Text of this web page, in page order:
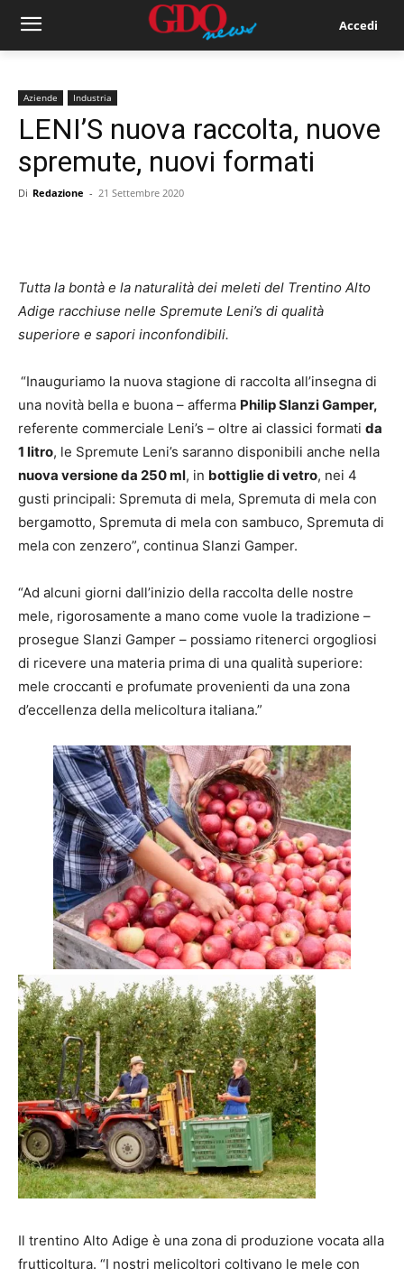
Accedi
Aziende Industria
LENI’S nuova raccolta, nuove
spremute, nuovi formati
Di Redazione - 21 Settembre 2020
Tutta la bontà e la naturalità dei meleti del Trentino Alto
Adige racchiuse nelle Spremute Leni’s di qualità
superiore e sapori inconfondibili.
“Inauguriamo la nuova stagione di raccolta all’insegna di
una novità bella e buona – afferma Philip Slanzi Gamper,
referente commerciale Leni’s – oltre ai classici formati da
1 litro, le Spremute Leni’s saranno disponibili anche nella
nuova versione da 250 ml, in bottiglie di vetro, nei 4
gusti principali: Spremuta di mela, Spremuta di mela con
bergamotto, Spremuta di mela con sambuco, Spremuta di
mela con zenzero”, continua Slanzi Gamper.
“Ad alcuni giorni dall’inizio della raccolta delle nostre
mele, rigorosamente a mano come vuole la tradizione –
prosegue Slanzi Gamper – possiamo ritenerci orgogliosi
di ricevere una materia prima di una qualità superiore:
mele croccanti e profumate provenienti da una zona
d’eccellenza della melicoltura italiana.”
Il trentino Alto Adige è una zona di produzione vocata alla
frutticoltura. “I nostri melicoltori coltivano le mele con